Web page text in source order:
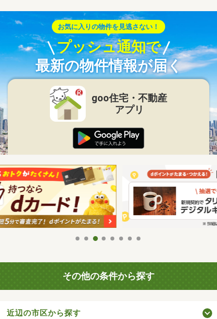
お気に入りの物件を見逃さない！
プッシュ通知で
最新の物件情報が届く
goo住宅・不動産
アプリ
その他の条件から探す
近辺の市区から探す